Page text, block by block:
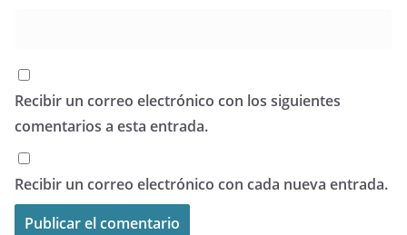
Recibir un correo electrónico con los siguientes
comentarios a esta entrada.
Recibir un correo electrónico con cada nueva entrada.